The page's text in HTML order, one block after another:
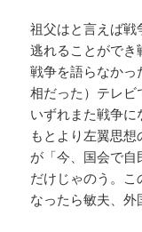
祖父はと言えば戦
逃れることができ
戦争を語らなか
相だった）テレビ
いずれまた戦争に
もとより左翼思
が「今、国会で
だけじゃのう。こ
なったら敏夫、外